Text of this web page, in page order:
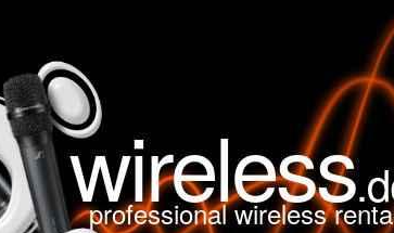
wireless
professional wireless